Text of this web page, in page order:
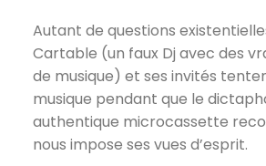
Autant de questions
Cartable (un faux Dj avec des
de musique) et ses invités
musique pendant que le
authentique microcassette
nous impose ses vues d’esprit.